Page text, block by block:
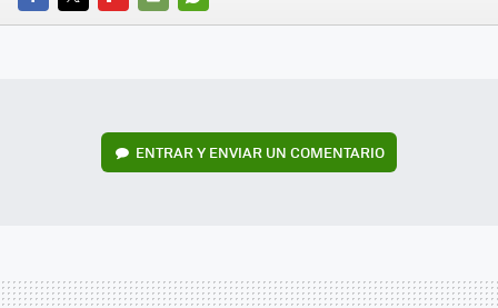
FACEBOOK
TWITTERFLIPBOARD
E-
WHATSAPP
ENTRAR Y ENVIAR UN COMENTARIO